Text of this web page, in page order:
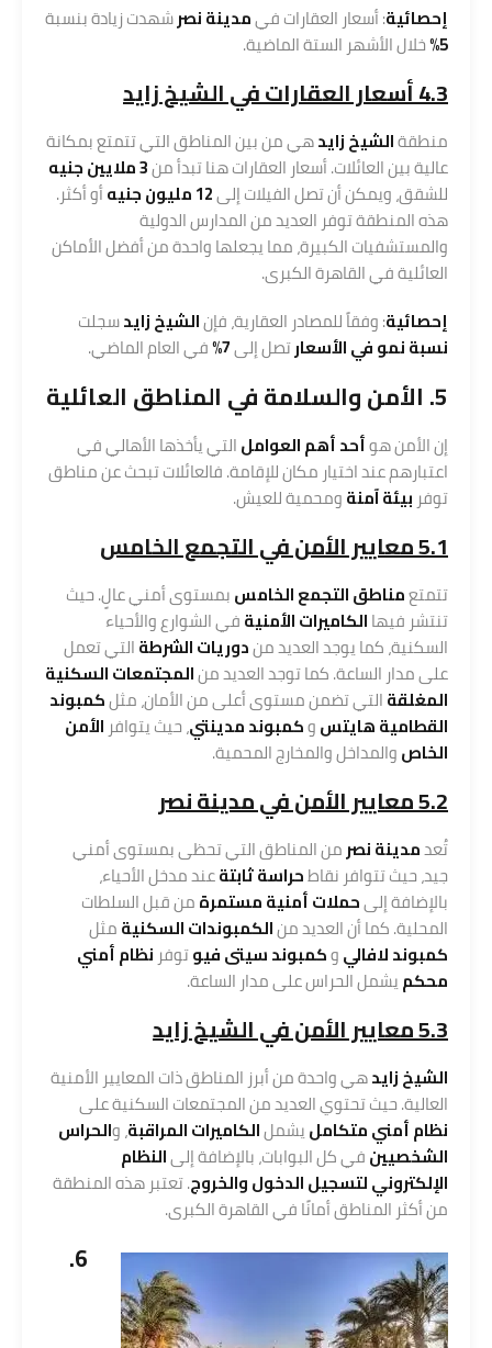
إحصائية: أسعار العقارات فيمدينة نصرشهدت زيادة بنسبة
5% خلال الأشهر الستة الماضية.
4.3 أسعار العقارات في الشيخ زايد
منطقةالشيخ زايدهي من بين المناطق التي تتمتع بمكانة
عالية بين العائلات. أسعار العقارات هنا تبدأ من3 ملايين جنيه
للشقق، ويمكن أن تصل الفيلات إلى12 مليون جنيه
أو أكثر.
هذه المنطقة توفر العديد من المدارس الدولية
والمستشفيات الكبيرة، مما يجعلها واحدة من أفضل الأماكن
العائلية في القاهرة الكبرى.
إحصائية: وفقاً للمصادر العقارية، فإنالشيخ زايدسجلت
نسبة نمو في الأسعارتصل إلى7% في العام الماضي.
5. الأمن والسلامة في المناطق العائلية
إن الأمن هوأحد أهم العواملالتي يأخذها الأهالي في
اعتبارهم عند اختيار مكان للإقامة. فالعائلات تبحث عن مناطق
توفر بيئة آمنةومحمية للعيش.
5.1 معايير الأمن في التجمع الخامس
تتمتعمناطق التجمع الخامسبمستوى أمني عالٍ. حيث
تنتشر فيهاالكاميرات الأمنيةفي الشوارع والأحياء
السكنية، كما يوجد العديد مندوريات الشرطةالتي تعمل
على مدار الساعة. كما توجد العديد منالمجتمعات السكنية
المغلقةالتي تضمن مستوى أعلى من الأمان، مثلكمبوند
القطامية هايتسوكمبوند مدينتي، حيث يتوافر الأمن
الخاصوالمداخل والمخارج المحمية.
5.2 معايير الأمن في مدينة نصر
تُعدمدينة نصرمن المناطق التي تحظى بمستوى أمني
جيد، حيث تتوافر نقاطحراسة ثابتةعند مدخل الأحياء،
بالإضافة إلىحملات أمنية مستمرةمن قبل السلطات
المحلية. كما أن العديد منالكمبوندات السكنيةمثل
كمبوند لافاليوكمبوند سيتى فيوتوفر نظام أمني
محكميشمل الحراس على مدار الساعة.
5.3 معايير الأمن في الشيخ زايد
الشيخ زايدهي واحدة من أبرز المناطق ذات المعايير الأمنية
العالية. حيث تحتوي العديد من المجتمعات السكنية على
نظام أمني متكامليشملالكاميرات المراقبة، والحراس
الشخصيينفي كل البوابات، بالإضافة إلىالنظام
الإلكتروني لتسجيل الدخول والخروج. تعتبر هذه المنطقة
من أكثر المناطق أمانًا في القاهرة الكبرى.
6.